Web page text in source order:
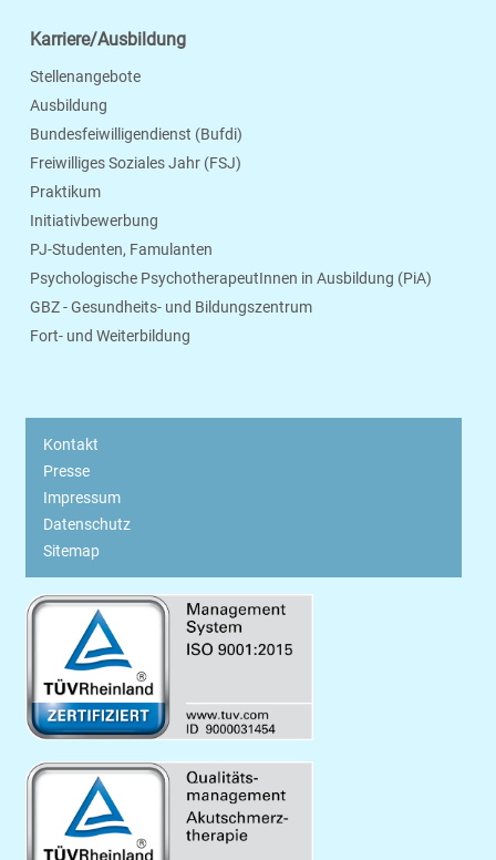
Karriere/Ausbildung
Stellenangebote
Ausbildung
Bundesfeiwilligendienst (Bufdi)
Freiwilliges Soziales Jahr (FSJ)
Praktikum
Initiativbewerbung
PJ-Studenten, Famulanten
Psychologische PsychotherapeutInnen in Ausbildung (PiA)
GBZ - Gesundheits- und Bildungszentrum
Fort- und Weiterbildung
Kontakt
Presse
Impressum
Datenschutz
Sitemap